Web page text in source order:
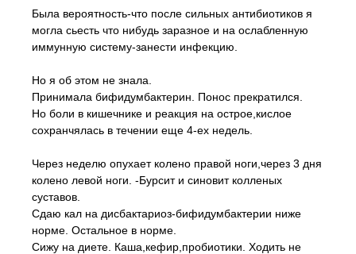
Была вероятность-что после сильных антибиотиков я
могла сьесть что нибудь заразное и на ослабленную
иммунную систему-занести инфекцию.
Но я об этом не знала.
Принимала бифидумбактерин. Понос прекратился.
Но боли в кишечнике и реакция на острое,кислое
сохранчялась в течении еще 4-ех недель.
Через неделю опухает колено правой ноги,через 3 дня
колено левой ноги. -Бурсит и синовит колленых
суставов.
Сдаю кал на дисбактариоз-бифидумбактерии ниже
норме. Остальное в норме.
Сижу на диете. Каша,кефир,пробиотики. Ходить не